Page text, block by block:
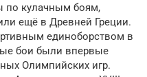
по кулачным боям,
ещё в Древней Греции.
единоборством в
бои были впервые
Олимпийских игр.